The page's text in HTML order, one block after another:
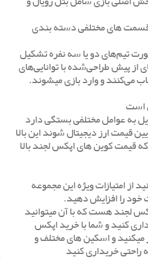
قسمت های مختلفی دسته بندی
تیم‌های دو یا سه نفره تشکیل
پیش طراحی‌شده با توانایی‌های
می‌کنند و وارد بازی میشوند.
است
به عوامل مختلفی بستگی دارد
قیمت ارز دیجیتال شوند این بالا
قیمت کوین های اپکس‌ لجند بالا
از امتیازات ویژه این مجموعه
خود را افزایش دهید.
لجند هست که با آن میتوانید
کنید و شما با خرید اپکس
میکنید و اسکین های مختلف و
راحتی خریداری کنید